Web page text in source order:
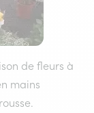
de fleurs à
mains